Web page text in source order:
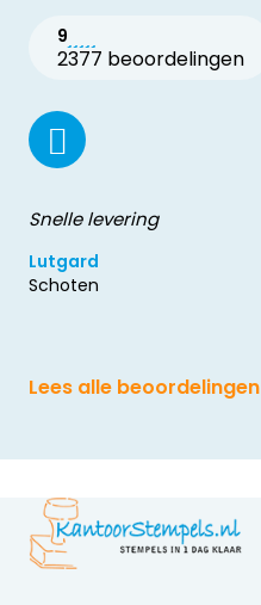
9
2377 beoordelingen
Snelle levering
Lutgard
Schoten
Lees alle beoordelingen